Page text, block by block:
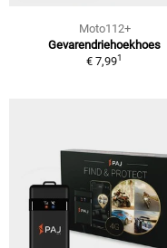
Moto112+
Gevarendriehoekhoes
€ 7,991